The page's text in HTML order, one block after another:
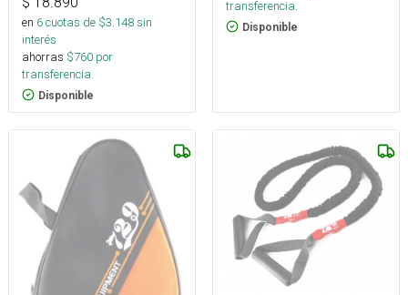
en 6cuotas de $3.148sin
interés
ahorras $760 por
transferencia.
Disponible
transferencia.
Disponible